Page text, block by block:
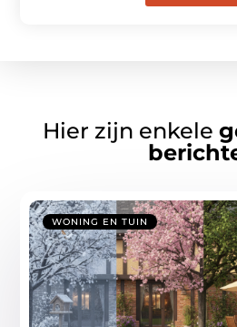
Hier zijn enkele
WONING EN TUIN